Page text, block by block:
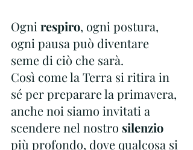
Ogni respiro, ogni postura,
ogni pausa può diventare
seme di ciò che sarà.
Così come la Terra si ritira in
sé per preparare la primavera,
anche noi siamo invitati a
scendere nel nostro silenzio
più profondo, dove qualcosa si